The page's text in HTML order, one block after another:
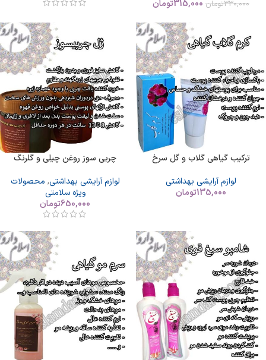
330,000تومان 315,000تومان
ترکیب گیاهی گلاب و گل سرخ
لوازم آرایشی بهداشتی
135,000تومان
چربی سوز روغن چیلی و گلرنگ
لوازم آرایشی بهداشتی, محصولات
ویژه سلامتی
650,000تومان